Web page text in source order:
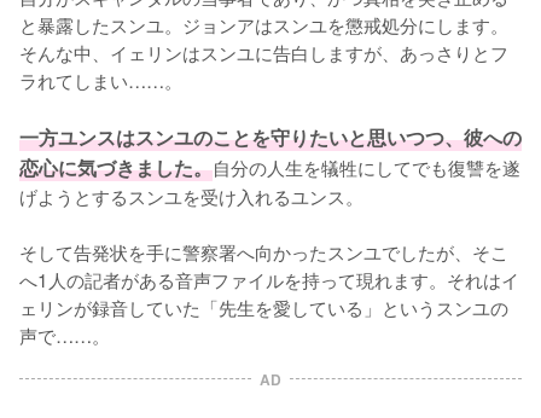
と暴露したスンユ。ジョンアはスンユを懲戒処分にします。
そんな中、イェリンはスンユに告白しますが、あっさりとフ
ラれてしまい……。
一方ユンスはスンユのことを守りたいと思いつつ、彼への
恋心に気づきました。自分の人生を犠牲にしてでも復讐を遂
げようとするスンユを受け入れるユンス。
そして告発状を手に警察署へ向かったスンユでしたが、そこ
へ1人の記者がある音声ファイルを持って現れます。それはイ
ェリンが録音していた「先生を愛している」というスンユの
声で……。
AD